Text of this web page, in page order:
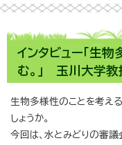
インタビュー「生
む。」 玉川大学
生物多様性のことを考え
しょうか。
今回は、水とみどりの審